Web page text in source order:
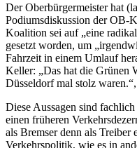
Der Oberbürgermeister hat
Podiumsdiskussion der OB-
Koalition sei auf „eine
gesetzt worden, um
Fahrzeit in einem Umlauf
Keller: „Das hat die Grünen
Düsseldorf mal stolz
Diese Aussagen sind
einen früheren
als Bremser denn als Treiber
Verkehrspolitik, wie es in